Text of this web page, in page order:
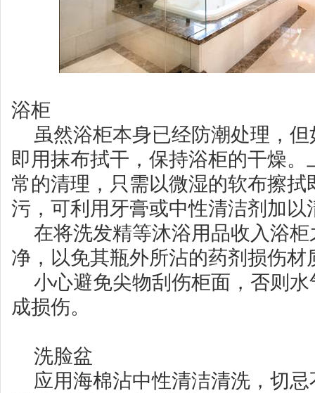
浴柜
虽然浴柜本身已经防潮处理，但
即用抹布拭干，保持浴柜的干燥
常的清理，只需以微湿的软布擦
污，可利用牙膏或中性清洁剂加以
在将洗发精等沐浴用品收入浴柜
净，以免其瓶外所沾的药剂损伤材
小心避免尖物刮伤柜面，否则水
成损伤。
洗脸盆
应用海棉沾中性清洁清洗，切忌